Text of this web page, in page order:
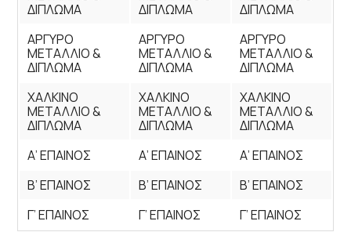
ΔΙΠΛΩΜΑ
ΔΙΠΛΩΜΑ
ΔΙΠΛΩΜΑ
ΑΡΓΥΡΟ
ΜΕΤΑΛΛΙΟ &
ΔΙΠΛΩΜΑ
ΑΡΓΥΡΟ
ΜΕΤΑΛΛΙΟ &
ΔΙΠΛΩΜΑ
ΑΡΓΥΡΟ
ΜΕΤΑΛΛΙΟ &
ΔΙΠΛΩΜΑ
ΧΑΛΚΙΝΟ
ΜΕΤΑΛΛΙΟ &
ΔΙΠΛΩΜΑ
ΧΑΛΚΙΝΟ
ΜΕΤΑΛΛΙΟ &
ΔΙΠΛΩΜΑ
ΧΑΛΚΙΝΟ
ΜΕΤΑΛΛΙΟ &
ΔΙΠΛΩΜΑ
Α’ ΕΠΑΙΝΟΣ
Α’ ΕΠΑΙΝΟΣ
Α’ ΕΠΑΙΝΟΣ
Β’ ΕΠΑΙΝΟΣ
Β’ ΕΠΑΙΝΟΣ
Β’ ΕΠΑΙΝΟΣ
Γ’ ΕΠΑΙΝΟΣ
Γ’ ΕΠΑΙΝΟΣ Γ’ ΕΠΑΙΝΟΣ